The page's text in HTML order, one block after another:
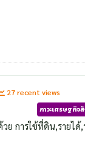
27 recent views
ภาวะเศรษฐกิจ
ย การใช้ที่ดิน,รายไ